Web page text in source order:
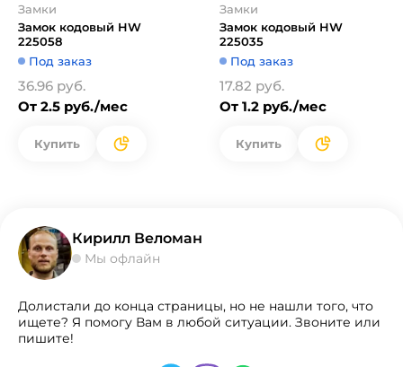
Замки
Замок кодовый HW
225058
Под заказ
36.96 руб.
От 2.5 руб./мес
Купить
Замки
Замок кодовый HW
225035
Под заказ
17.82 руб.
От 1.2 руб./мес
Купить
Кирилл Веломан
Мы офлайн
Долистали до конца страницы, но не нашли того, что
ищете? Я помогу Вам в любой ситуации. Звоните или
пишите!